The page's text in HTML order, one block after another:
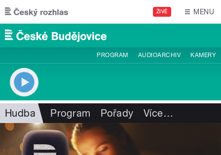
Přejít k hlavnímu obsahu
ŽIVĚ MENU
PROGRAM AUDIOARCHIV KAMERY
Hudba Program Pořady Více…